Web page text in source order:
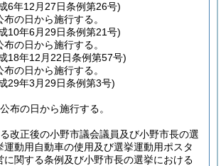
6年12月27日条例第26号)
の日から施行する。
10年6月29日条例第21号)
の日から施行する。
18年12月22日条例第57号)
の日から施行する。
29年3月29日条例第3号)
布の日から施行する。
改正後の小野市議会議員及び小野市長の選
運動用自動車の使用及び選挙運動用ポスタ
に関する条例及び小野市長の選挙における